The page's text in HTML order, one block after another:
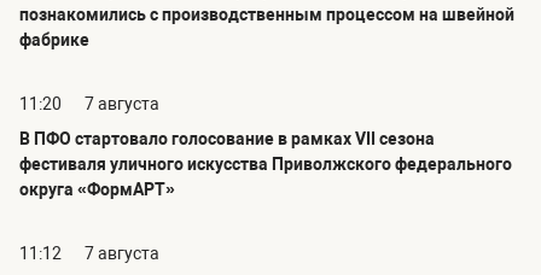
познакомились с производственным процессом на швейной
фабрике
11:20
7 августа
В ПФО стартовало голосование в рамках VII сезона
фестиваля уличного искусства Приволжского федерального
округа «ФормАРТ»
11:12
7 августа